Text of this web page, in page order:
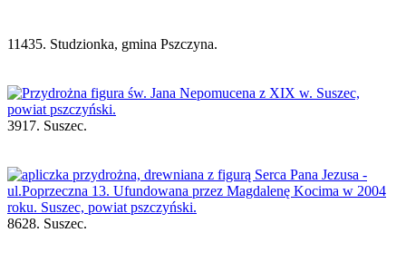
11435. Studzionka, gmina Pszczyna.
3917. Suszec.
8628. Suszec.